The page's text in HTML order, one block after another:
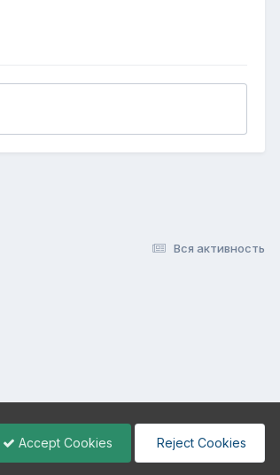
Вся активность
Accept Cookies Reject Cookies